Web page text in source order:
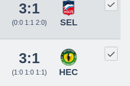
3:1
(0:0 1:1 2:0) SEL
3:1
(1:0 1:0 1:1) HEC